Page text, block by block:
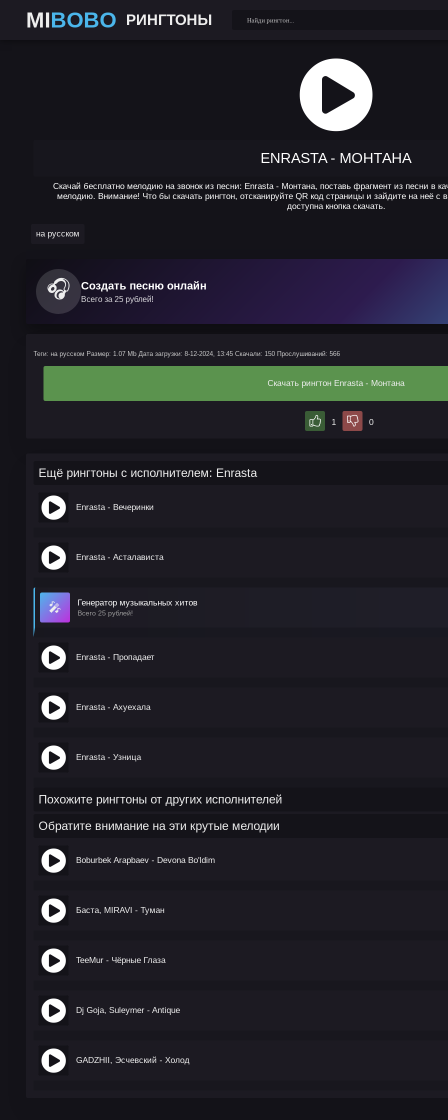
MIBOBO РИНГТОНЫ
ENRASTA - МОНТАНА
Скачай бесплатно мелодию на звонок из песни: Enrasta - Монтана, поставь фрагмент из песни в
мелодию. Внимание! Что бы скачать рингтон, отсканируйте QR код страницы и зайдите на неё с
доступна кнопка скачать.
на русском
🎧 Создать песню онлайн
Всего за 25 рублей!
Теги: на русском Размер: 1.07 Mb Дата загрузки: 8-12-2024, 13:45 Скачали: 150 Прослушиваний: 566
Скачать рингтон Enrasta - Монтана
1 0
Ещё рингтоны с исполнителем: Enrasta
Enrasta - Вечеринки
Enrasta - Асталависта
🎤 Генератор музыкальных хитов
Всего 25 рублей!
Enrasta - Пропадает
Enrasta - Ахуехала
Enrasta - Узница
Похожите рингтоны от других исполнителей
Обратите внимание на эти крутые мелодии
Boburbek Arapbaev - Devona Bo'ldim
Баста, MIRAVI - Туман
TeeMur - Чёрные Глаза
Dj Goja, Suleymer - Antique
GADZHII, Эсчевский - Холод